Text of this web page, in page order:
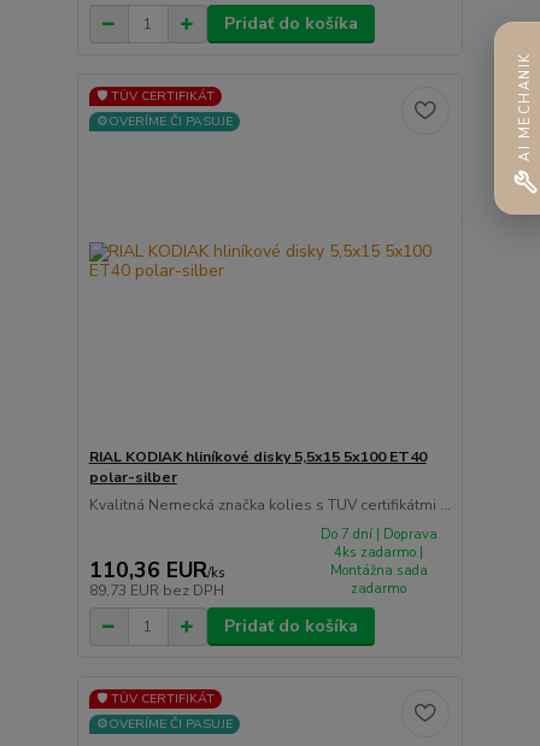
Pridať do košíka
🛡️ TÜV CERTIFIKÁT
⚙️OVERÍME ČI PASUJE
RIAL KODIAK hliníkové disky 5,5x15 5x100 ET40
polar-silber
Kvalitná Nemecká značka kolies s TUV certifikátmi ...
110,36 EUR/ks
89,73 EUR bez DPH
Do 7 dní | Doprava
4ks zadarmo |
Montážna sada
zadarmo
Pridať do košíka
🛡️ TÜV CERTIFIKÁT
⚙️OVERÍME ČI PASUJE
AI MECHANIK